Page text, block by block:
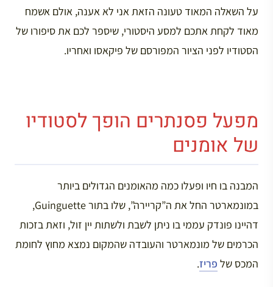
על השאלה המאוד טעונה הזאת אני לא אענה, אולם אשמח
מאוד לקחת אתכם למסע היסטורי, שיספר לכם את סיפורו של
הסטודיו לפני הציור המפורסם של פיקאסו ואחריו.
מפעל פסנתרים הופך לסטודיו
של אומנים
המבנה בו חיו ופעלו כמה מהאומנים הגדולים ביותר
במונמארטר החל את ה”קריירה”, שלו בתור Guinguette,
דהיינו פונדק עממי בו ניתן לשבת ולשתות יין זול, וזאת בזכות
הכרמים של מונמארטר והעובדה שהמקום נמצא מחוץ לחומת
המכס של פריז.